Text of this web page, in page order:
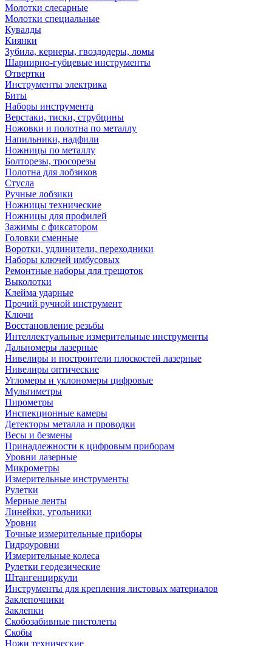
Молотки слесарные
Молотки специальные
Кувалды
Киянки
Зубила, кернеры, гвоздодеры, ломы
Шарнирно-губцевые инструменты
Отвертки
Инструменты электрика
Биты
Наборы инструмента
Верстаки, тиски, струбцины
Ножовки и полотна по металлу
Напильники, надфили
Ножницы по металлу
Болторезы, тросорезы
Полотна для лобзиков
Стусла
Ручные лобзики
Ножницы технические
Ножницы для профилей
Зажимы с фиксатором
Головки сменные
Воротки, удлинители, переходники
Наборы ключей имбусовых
Ремонтные наборы для трещоток
Выколотки
Клейма ударные
Прочий ручной инструмент
Ключи
Восстановление резьбы
Интеллектуальные измерительные инструменты
Дальномеры лазерные
Нивелиры и построители плоскостей лазерные
Нивелиры оптические
Угломеры и уклономеры цифровые
Мультиметры
Пирометры
Инспекционные камеры
Детекторы металла и проводки
Весы и безмены
Принадлежности к цифровым приборам
Уровни лазерные
Микрометры
Измерительные инструменты
Рулетки
Мерные ленты
Линейки, угольники
Уровни
Точные измерительные приборы
Гидроуровни
Измерительные колеса
Рулетки геодезические
Штангенциркули
Инструменты для крепления листовых материалов
Заклепочники
Заклепки
Скобозабивные пистолеты
Скобы
Ножи технические